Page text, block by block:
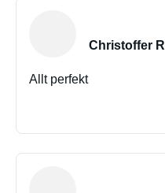
Christoffer R
Allt perfekt